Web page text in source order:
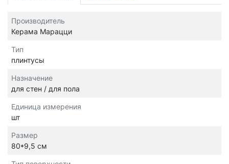
Производитель
Керама Марацци
Тип
плинтусы
Назначение
для стен / для пола
Единица измерения
шт
Размер
80*9,5 см